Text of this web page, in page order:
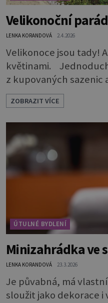
Velikonoční
LENKA KORANDOVÁ 2.4.2026
Velikonoce jsou tady!
květinami.
z kupovaných sazenic
docílíte toho, aby
profesionála. Rostliny vyndejte z pěstebních
květináčků a zasaďte je. Povrch zeminy pod
pokryjte mechem. Podél okraje pak pomocí
lžíce nasypejte
povrchu je z obyčejn
ZOBRAZIT VÍCE
ÚTULNÉ BYDLENÍ
Minizahrádka ve
LENKA KORANDOVÁ 23.3.2026
Je půvabná, má
sloužit jako dekorace i v